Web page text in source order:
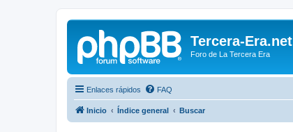
Tercera-Era.net
Foro de La Tercera Era
Enlaces rápidos FAQ
Inicio Índice general Buscar